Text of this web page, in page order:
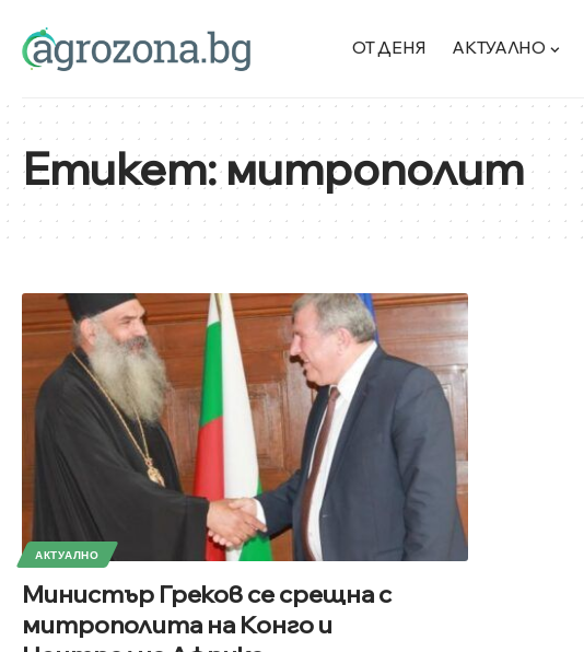
ОТ ДЕНЯ АКТУАЛНО
Етикет:митрополит
АКТУАЛНО
Министър Греков се срещна с
митрополита на Конго и